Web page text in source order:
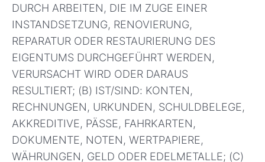
DURCH ARBEITEN, DIE IM ZUGE EINER
INSTANDSETZUNG, RENOVIERUNG,
REPARATUR ODER RESTAURIERUNG DES
EIGENTUMS DURCHGEFÜHRT WERDEN,
VERURSACHT WIRD ODER DARAUS
RESULTIERT; (B) IST/SIND: KONTEN,
RECHNUNGEN, URKUNDEN, SCHULDBELEGE,
AKKREDITIVE, PÄSSE, FAHRKARTEN,
DOKUMENTE, NOTEN, WERTPAPIERE,
WÄHRUNGEN, GELD ODER EDELMETALLE; (C)